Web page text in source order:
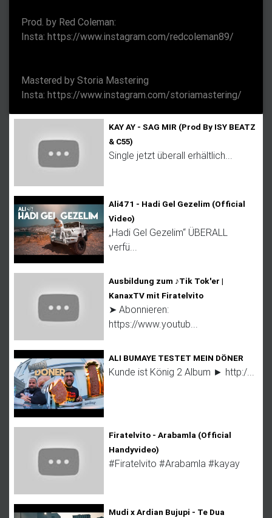
Prod. by Red Coleman:
Insta: https://www.instagram.com/redcoleman89/
Mastered by Storia Mastering
Insta: https://www.instagram.com/storiamastering/
KAY AY - SAG MIR (Prod By ISY BEATZ
& C55)
Single jetzt überall erhältlich...
Ali471 - Hadi Gel Gezelim (Official
Video)
„Hadi Gel Gezelim“ ÜBERALL
verfü...
Ausbildung zum ♪Tik Tok'er |
KanaxTV mit Firatelvito
➤ Abonnieren:
https://www.youtub...
ALI BUMAYE TESTET MEIN DÖNER
Kunde ist König 2 Album ► http:/...
Firatelvito - Arabamla (Official
Handyvideo)
#Firatelvito #Arabamla #kayay
Mudi x Ardian Bujupi - Te Dua